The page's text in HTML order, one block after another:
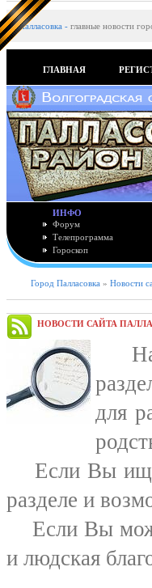
Палласовка - главные новости
ГЛАВНАЯ
ИНФО
Форум
Телепрограмма
Гороскоп
Город Палласовка » Новости
НОВОСТИ САЙТА
На
для
Если Вы
разделе и
Если Вы
и людская